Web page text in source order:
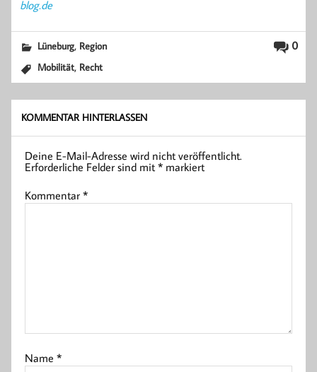
blog.de
0
Lüneburg, Region
Mobilität, Recht
KOMMENTAR HINTERLASSEN
Deine E-Mail-Adresse wird nicht veröffentlicht.
Erforderliche Felder sind mit* markiert
Kommentar*
Name*